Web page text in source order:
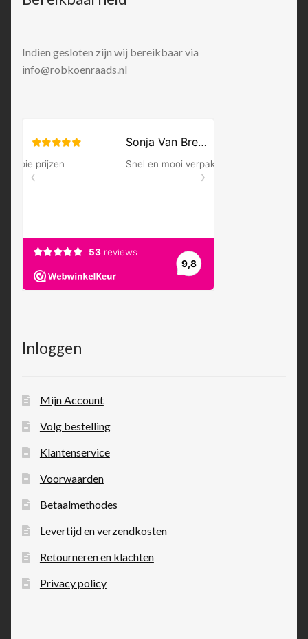
Indien gesloten zijn wij bereikbaar via
info@robkoenraads.nl
Inloggen
Mijn Account
Volg bestelling
Klantenservice
Voorwaarden
Betaalmethodes
Levertijd en verzendkosten
Retourneren en klachten
Privacy policy